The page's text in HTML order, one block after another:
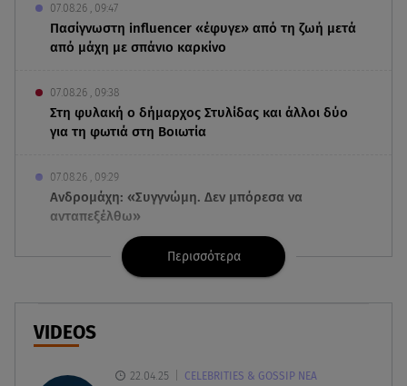
07.08.26 , 09:47
Πασίγνωστη influencer «έφυγε» από τη ζωή μετά
από μάχη με σπάνιο καρκίνο
07.08.26 , 09:38
Στη φυλακή ο δήμαρχος Στυλίδας και άλλοι δύο
για τη φωτιά στη Βοιωτία
07.08.26 , 09:29
Ανδρομάχη: «Συγγνώμη. Δεν μπόρεσα να
ανταπεξέλθω»
07.08.26 , 09:23
Γουδή: Γυναίκα έπεσε από τον 5ο όροφο
πολυκατοικίας
07.08.26 , 09:06
Περισσότερα
VIDEOS
22.04.25 CELEBRITIES & GOSSIP ΝΕΑ